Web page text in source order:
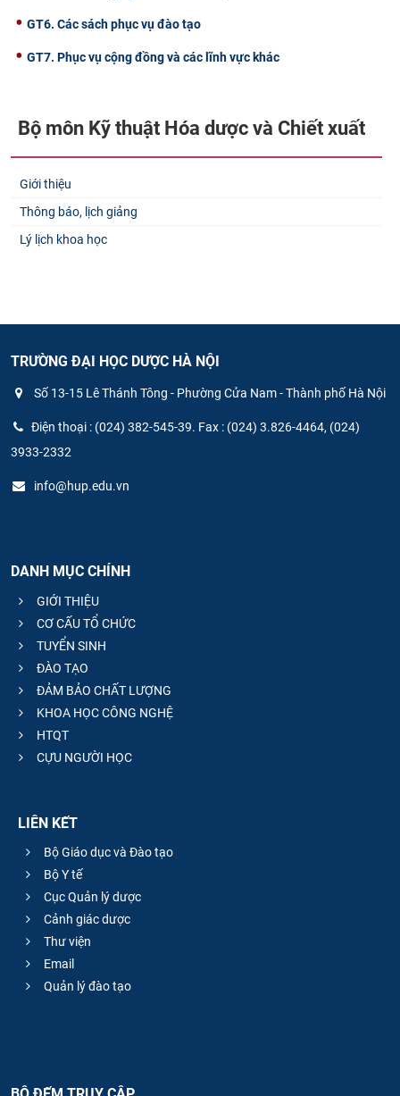
GT6. Các sách phục vụ đào tạo
GT7. Phục vụ cộng đồng và các lĩnh vực khác
Bộ môn Kỹ thuật Hóa dược và Chiết xuất​
Giới thiệu
Thông báo, lịch giảng
Lý lịch khoa học
TRƯỜNG ĐẠI HỌC DƯỢC HÀ NỘI
Số 13-15 Lê Thánh Tông - Phường Cửa Nam - Thành phố Hà Nội
Điện thoại : (024) 382-545-39. Fax : (024) 3.826-4464, (024)
3933-2332
info@hup.edu.vn
DANH MỤC CHÍNH
GIỚI THIỆU
CƠ CẤU TỔ CHỨC
TUYỂN SINH
ĐÀO TẠO
ĐẢM BẢO CHẤT LƯỢNG
KHOA HỌC CÔNG NGHỆ
HTQT
CỰU NGƯỜI HỌC
LIÊN KẾT
Bộ Giáo dục và Đào tạo
Bộ Y tế
Cục Quản lý dược
Cảnh giác dược
Thư viện
Email
Quản lý đào tạo